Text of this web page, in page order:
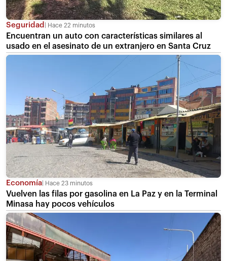
Seguridad Hace 22 minutos
Encuentran un auto con características similares al
usado en el asesinato de un extranjero en Santa Cruz
Economía Hace 23 minutos
Vuelven las filas por gasolina en La Paz y en la Terminal
Minasa hay pocos vehículos